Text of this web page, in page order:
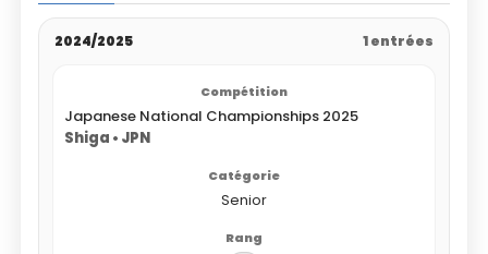
2024/2025 1 entrées
Japanese National Championships 2025
Shiga • JPN
Senior